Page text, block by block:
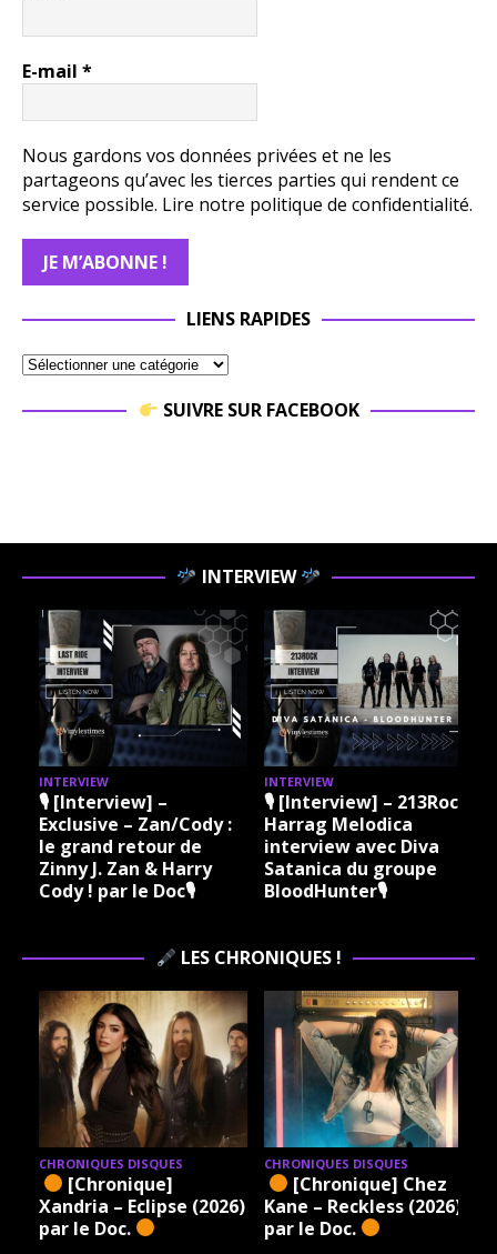
E-mail *
Nous gardons vos données privées et ne les
partageons qu’avec les tierces parties qui rendent ce
service possible. Lire notre politique de confidentialité.
LIENS RAPIDES
SUIVRE SUR FACEBOOK
INTERVIEW
INTERVIEW
🎙 [Interview] –
Exclusive – Zan/Cody :
le grand retour de
Zinny J. Zan & Harry
Cody ! par le Doc🎙
INTERVIEW
🎙 [Interview] – 213Rock
Harrag Melodica
interview avec Diva
Satanica du groupe
BloodHunter🎙
LES CHRONIQUES !
CHRONIQUES DISQUES
[Chronique]
Xandria – Eclipse (2026)
par le Doc.
CHRONIQUES DISQUES
[Chronique] Chez
Kane – Reckless (2026)
par le Doc.